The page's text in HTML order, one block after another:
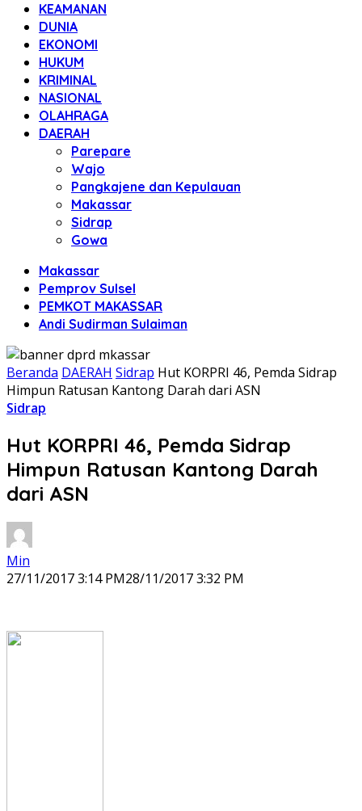
KEAMANAN
DUNIA
EKONOMI
HUKUM
KRIMINAL
NASIONAL
OLAHRAGA
DAERAH
Parepare
Wajo
Pangkajene dan Kepulauan
Makassar
Sidrap
Gowa
Makassar
Pemprov Sulsel
PEMKOT MAKASSAR
Andi Sudirman Sulaiman
Beranda DAERAH Sidrap Hut KORPRI 46, Pemda Sidrap
Himpun Ratusan Kantong Darah dari ASN
Sidrap
Hut KORPRI 46, Pemda Sidrap
Himpun Ratusan Kantong Darah
dari ASN
Min
27/11/2017 3:14 PM28/11/2017 3:32 PM